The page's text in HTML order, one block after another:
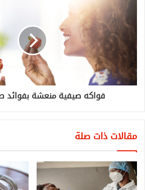
فواكه صيفية منعشة بفوائد
مقالات ذات صلة